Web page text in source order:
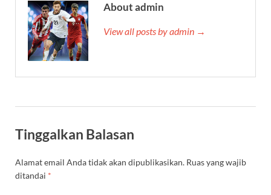
About admin
View all posts by admin →
Tinggalkan Balasan
Alamat email Anda tidak akan dipublikasikan. Ruas yang wajib
ditandai *